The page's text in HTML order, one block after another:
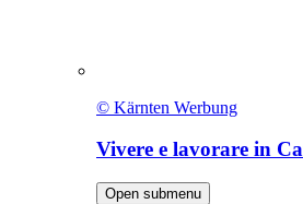
© Kärnten Werbung
Vivere e lavorare in
Open submenu